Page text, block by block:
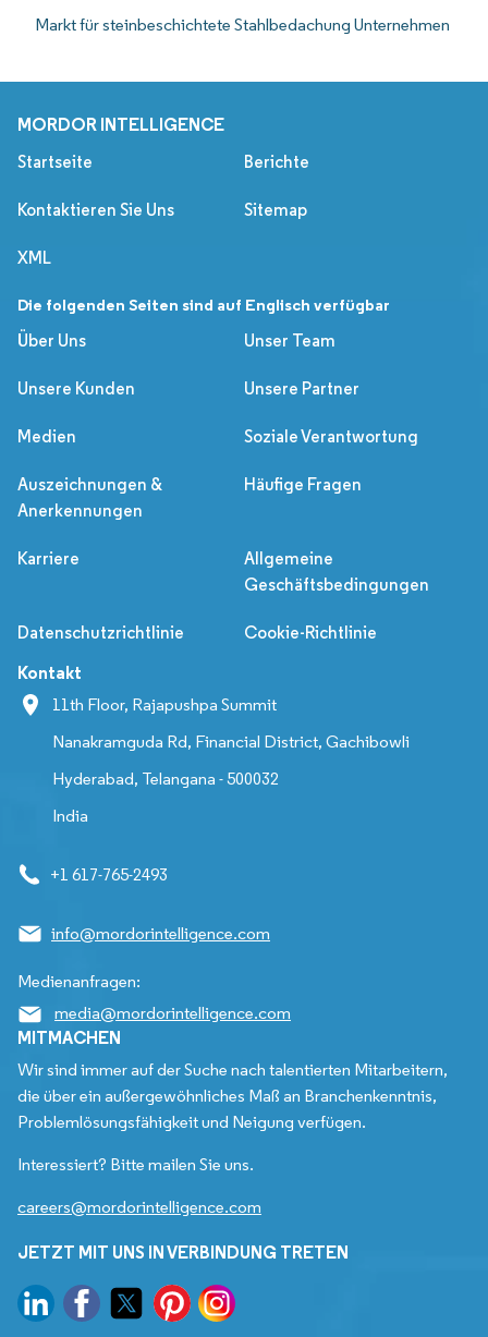
Markt für steinbeschichtete Stahlbedachung Unternehmen
MORDOR INTELLIGENCE
Startseite Berichte
Kontaktieren Sie Uns Sitemap
XML
Die folgenden Seiten sind auf Englisch verfügbar
Über Uns
Unser Team
Unsere Kunden Unsere Partner
Medien Soziale Verantwortung
Auszeichnungen &
Anerkennungen
Häufige Fragen
Karriere
Allgemeine
Geschäftsbedingungen
Datenschutzrichtlinie Cookie-Richtlinie
Kontakt
11th Floor, Rajapushpa Summit
Nanakramguda Rd, Financial District, Gachibowli
Hyderabad, Telangana - 500032
India
+1 617-765-2493
info@mordorintelligence.com
Medienanfragen:
media@mordorintelligence.com
MITMACHEN
Wir sind immer auf der Suche nach talentierten Mitarbeitern,
die über ein außergewöhnliches Maß an Branchenkenntnis,
Problemlösungsfähigkeit und Neigung verfügen.
Interessiert? Bitte mailen Sie uns.
careers@mordorintelligence.com
JETZT MIT UNS IN VERBINDUNG TRETEN